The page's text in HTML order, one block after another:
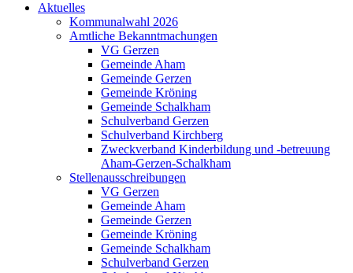
Aktuelles
Kommunalwahl 2026
Amtliche Bekanntmachungen
VG Gerzen
Gemeinde Aham
Gemeinde Gerzen
Gemeinde Kröning
Gemeinde Schalkham
Schulverband Gerzen
Schulverband Kirchberg
Zweckverband Kinderbildung und -betreuung
Aham-Gerzen-Schalkham
Stellenausschreibungen
VG Gerzen
Gemeinde Aham
Gemeinde Gerzen
Gemeinde Kröning
Gemeinde Schalkham
Schulverband Gerzen